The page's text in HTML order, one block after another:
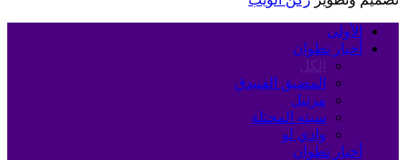
الأولى
أخبار تطوان
الكل
المضيق الفنيدق
مرتيل
سبته المحتلة
وادي لو
أخبار تطوان